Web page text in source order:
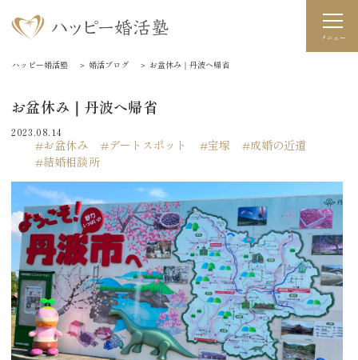
メニュー
ハッピー婚活塾 ＞ 婚活ブログ ＞ お盆休み｜丹波へ帰省
お盆休み｜丹波へ帰省
2023.08.14
お盆休み デートスポット 宝塚
成婚の近道
結婚相談所